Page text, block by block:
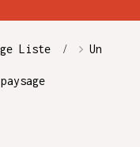
Liste Un